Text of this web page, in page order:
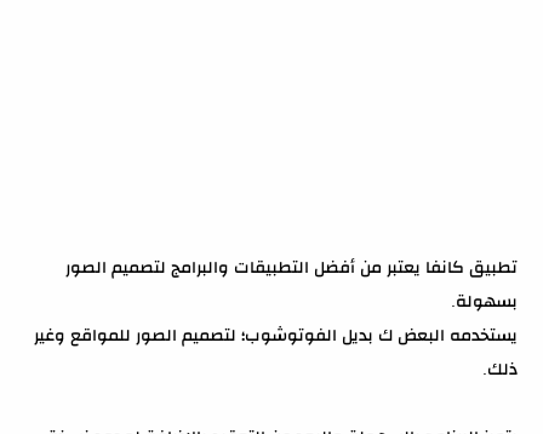
تطبيق كانفا يعتبر من أفضل التطبيقات والبرامج لتصميم الصور
بسهولة.
يستخدمه البعض ك بديل الفوتوشوب؛ لتصميم الصور للمواقع وغير
ذلك.